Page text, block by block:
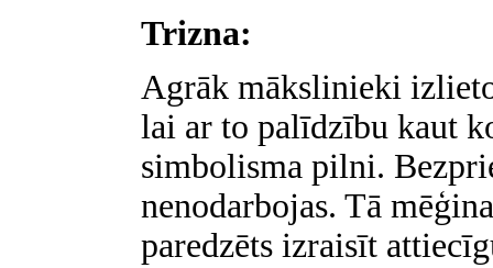
Trizna:
Agrāk mākslinieki
lai ar to palīdzību kaut
simbolisma pilni.
nenodarbojas. Tā
paredzēts izraisīt